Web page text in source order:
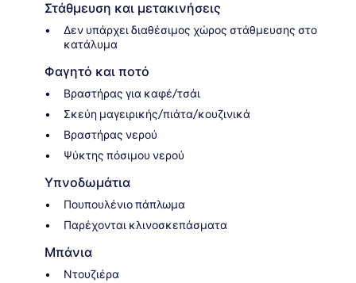
Στάθμευση και μετακινήσεις
Δεν υπάρχει διαθέσιμος χώρος στάθμευσης στο
κατάλυμα
Φαγητό και ποτό
Βραστήρας για καφέ/τσάι
Σκεύη μαγειρικής/πιάτα/κουζινικά
Βραστήρας νερού
Ψύκτης πόσιμου νερού
Υπνοδωμάτια
Πουπουλένιο πάπλωμα
Παρέχονται κλινοσκεπάσματα
Μπάνια
Ντουζιέρα